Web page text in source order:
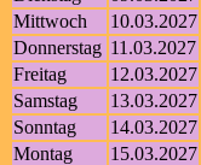
Mittwoch
10.03.2027
Donnerstag 11.03.2027
Freitag
12.03.2027
Samstag
13.03.2027
Sonntag
14.03.2027
Montag
15.03.2027